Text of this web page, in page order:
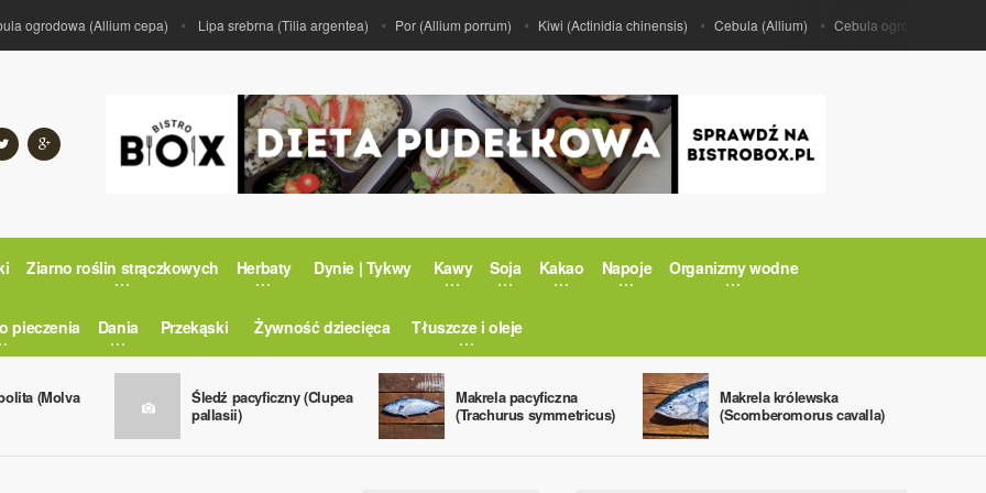
ogrodowa (Allium cepa) Lipa srebrna (Tilia argentea) Por (Allium porrum) Kiwi (Actinidia chinensis) Cebula (Allium) Cebula ogrodowa (Allium
Ziarno roślin strączkowych Herbaty Dynie | Tykwy Kawy Soja Kakao Napoje Organizmy wodne
pieczenia Dania Przekąski Żywność dziecięca Tłuszcze i oleje
(Molva
Śledź pacyficzny (Clupea
pallasii)
Makrela pacyficzna
(Trachurus symmetricus)
Makrela królewska
(Scomberomorus cavalla)